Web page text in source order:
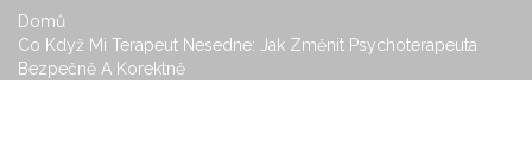
Domů
Co Když Mi Terapeut Nesedne: Jak Změnit Psychoterapeuta
Bezpečně A Korektně